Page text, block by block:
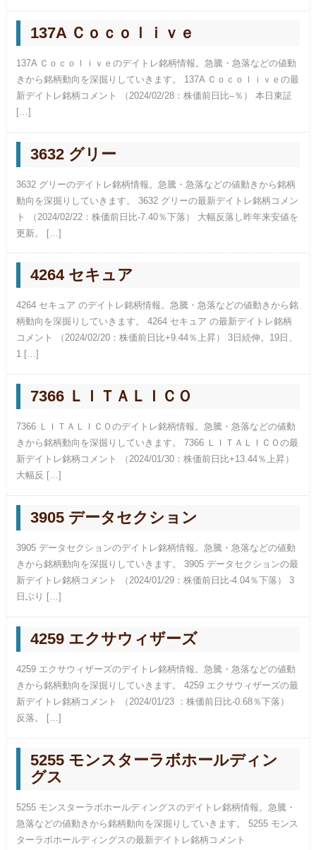
137A Ｃｏｃｏｌｉｖｅ
137A Ｃｏｃｏｌｉｖｅのデイトレ銘柄情報。急騰・急落などの値動
きから銘柄動向を深掘りしていきます。 137A Ｃｏｃｏｌｉｖｅの最
新デイトレ銘柄コメント （2024/02/28：株価前日比–％） 本日東証
[…]
3632 グリー
3632 グリーのデイトレ銘柄情報。急騰・急落などの値動きから銘柄
動向を深掘りしていきます。 3632 グリーの最新デイトレ銘柄コメン
ト （2024/02/22：株価前日比-7.40％下落） 大幅反落し昨年来安値を
更新。 […]
4264 セキュア
4264 セキュア のデイトレ銘柄情報。急騰・急落などの値動きから銘
柄動向を深掘りしていきます。 4264 セキュア の最新デイトレ銘柄
コメント （2024/02/20：株価前日比+9.44％上昇） 3日続伸。19日、
1 […]
7366 ＬＩＴＡＬＩＣＯ
7366 ＬＩＴＡＬＩＣＯのデイトレ銘柄情報。急騰・急落などの値動
きから銘柄動向を深掘りしていきます。 7366 ＬＩＴＡＬＩＣＯの最
新デイトレ銘柄コメント （2024/01/30：株価前日比+13.44％上昇）
大幅反 […]
3905 データセクション
3905 データセクションのデイトレ銘柄情報。急騰・急落などの値動
きから銘柄動向を深掘りしていきます。 3905 データセクションの最
新デイトレ銘柄コメント （2024/01/29：株価前日比-4.04％下落） 3
日ぶり […]
4259 エクサウィザーズ
4259 エクサウィザーズのデイトレ銘柄情報。急騰・急落などの値動
きから銘柄動向を深掘りしていきます。 4259 エクサウィザーズの最
新デイトレ銘柄コメント （2024/01/23 ：株価前日比-0.68％下落）
反落。 […]
5255 モンスターラボホールディン
グス
5255 モンスターラボホールディングスのデイトレ銘柄情報。急騰・
急落などの値動きから銘柄動向を深掘りしていきます。 5255 モンス
ターラボホールディングスの最新デイトレ銘柄コメント